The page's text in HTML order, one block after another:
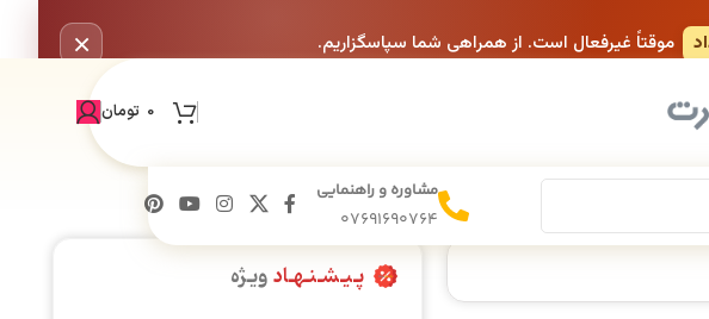
موقتاً غیرفعال است. از همراهی شما سپاسگزاریم. ×
0 تومان
مشاوره و راهنمایی
07691690764
پـیـشـنـهـادویـژه